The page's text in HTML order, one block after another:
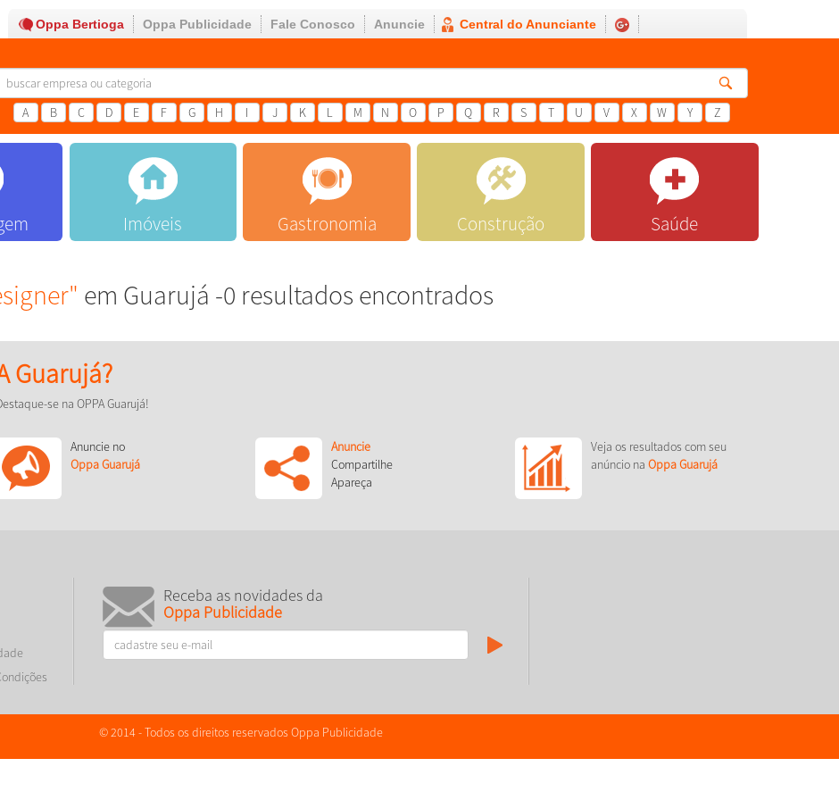
Oppa Bertioga Oppa Publicidade Fale Conosco Anuncie Central do Anunciante
A B C D E F G H I J K L M N O P Q R S T U V X W Y Z
Imóveis Gastronomia Construção Saúde
em Guarujá -0 resultados encontrados
Guarujá?
se na OPPA Guarujá!
Anuncie no
Oppa Guarujá
Anuncie
Compartilhe
Apareça
Veja os resultados com seu
anúncio na Oppa Guarujá
Receba as novidades da
Oppa Publicidade
© 2014 - Todos os direitos reservados Oppa Publicidade